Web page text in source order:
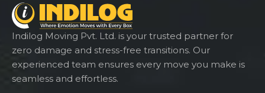
Indilog Moving Pvt. Ltd. is your trusted partner for
zero damage and stress-free transitions. Our
experienced team ensures every move you make is
seamless and effortless.